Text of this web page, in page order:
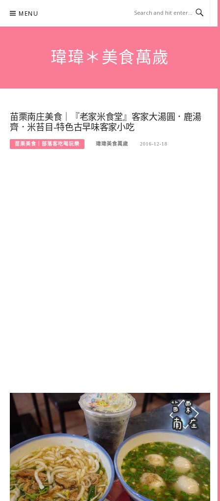
content
MENU
瑋瑋＊美食萬歲
苗栗南庄美食｜『老家米食堂』客家大湯圓．鹿湯
齊．米苔目-特色古早味客家小吃
苗栗美食｜部落客吃喝玩樂 瑋瑋美食萬歲 2016-12-18